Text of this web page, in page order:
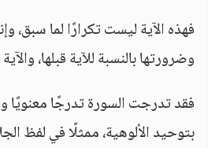
فهذه الآية ليست تكرارًا لما سبق،
وضرورتها بالنسبة للآية قبلها،
فقد تدرجت السورة تدرجًا معنويًا
بتوحيد الألوهية، ممثلًا في لفظ